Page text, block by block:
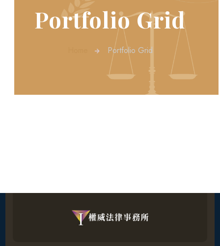
Portfolio Grid
Portfolio Grid